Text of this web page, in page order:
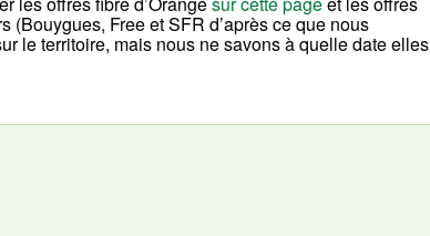
(Bouygues, Free et SFR d’après ce que nous
le territoire, mais nous ne savons à quelle date elles